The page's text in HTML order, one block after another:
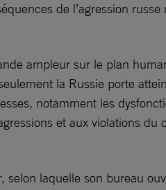
de l’agression
ampleur sur le plan
la Russie porte
notamment les
et aux violations du
laquelle son bureau